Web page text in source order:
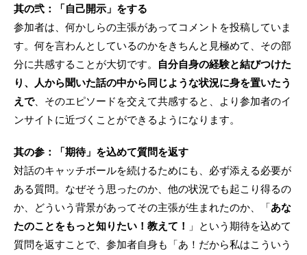
其の弐：「自己開示」をする
参加者は、何かしらの主張があってコメントを投稿していま
す。何を言わんとしているのかをきちんと見極めて、その部
分に共感することが大切です。
自分自身の経験と結びつけた
り、人から聞いた話の中から同じような状況に身を置いたう
えで、そのエピソードを交えて共感すると、より参加者のイ
ンサイトに近づくことができるようになります。
其の参：「期待」を込めて質問を返す
対話のキャッチボールを続けるためにも、必ず添える必要が
ある質問。なぜそう思ったのか、他の状況でも起こり得るの
か、どういう背景があってその主張が生まれたのか、「あな
たのことをもっと知りたい！教えて！
」という期待を込めて
質問を返すことで、参加者自身も「あ！だから私はこういう